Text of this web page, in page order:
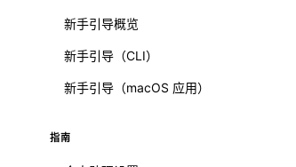
新手引导概览
新手引导（CLI）
新手引导（macOS 应用）
指南